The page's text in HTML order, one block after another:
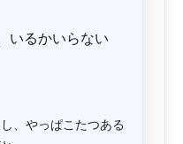
いるかいらない
、やっぱこたつある